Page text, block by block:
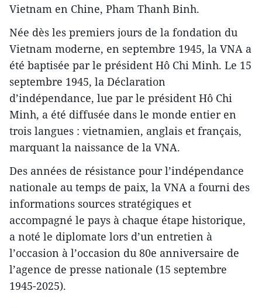
Vietnam en Chine, Pham Thanh Binh.
Née dès les premiers jours de la fondation du
Vietnam moderne, en septembre 1945, la VNA a
été baptisée par le président Hô Chi Minh. Le 15
septembre 1945, la Déclaration
d’indépendance, lue par le président Hô Chi
Minh, a été diffusée dans le monde entier en
trois langues : vietnamien, anglais et français,
marquant la naissance de la VNA.
Des années de résistance pour l’indépendance
nationale au temps de paix, la VNA a fourni des
informations sources stratégiques et
accompagné le pays à chaque étape historique,
a noté le diplomate lors d’un entretien à
l’occasion à l’occasion du 80e anniversaire de
l’agence de presse nationale (15 septembre
1945-2025).